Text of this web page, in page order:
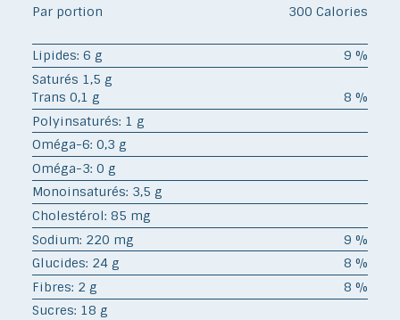
300 Calories
Par portion
9 %
Lipides: 6 g
Saturés 1,5 g
8 %
Trans 0,1 g
Polyinsaturés: 1 g
Oméga-6: 0,3 g
Oméga-3: 0 g
Monoinsaturés: 3,5 g
Cholestérol: 85 mg
9 %
Sodium: 220 mg
8 %
Glucides: 24 g
8 %
Fibres: 2 g
Sucres: 18 g